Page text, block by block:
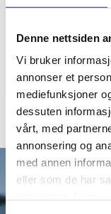
Denne nettsiden
Vi bruker
annonser et
mediefunksjoner
dessuten
vårt, med
annonsering og
med annen
eller som de har
area of energy
approach during